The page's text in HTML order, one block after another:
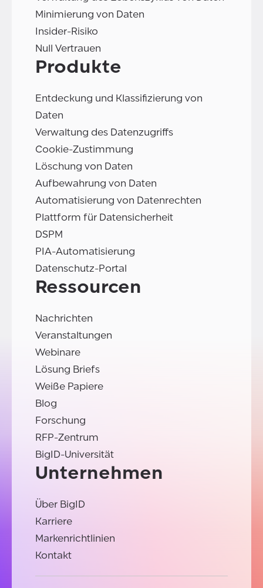
Minimierung von Daten
Insider-Risiko
Null Vertrauen
Produkte
Entdeckung und Klassifizierung von
Daten
Verwaltung des Datenzugriffs
Cookie-Zustimmung
Löschung von Daten
Aufbewahrung von Daten
Automatisierung von Datenrechten
Plattform für Datensicherheit
DSPM
PIA-Automatisierung
Datenschutz-Portal
Ressourcen
Nachrichten
Veranstaltungen
Webinare
Lösung Briefs
Weiße Papiere
Blog
Forschung
RFP-Zentrum
BigID-Universität
Unternehmen
Über BigID
Karriere
Markenrichtlinien
Kontakt